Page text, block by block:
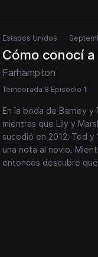
Estados Unidos
Cómo conocí
Farhampton
Temporada 8 Episodio 1
En la boda de Barney y
mientras que Lily y
sucedió en 2012; Ted
una nota al novio.
entonces descubre que